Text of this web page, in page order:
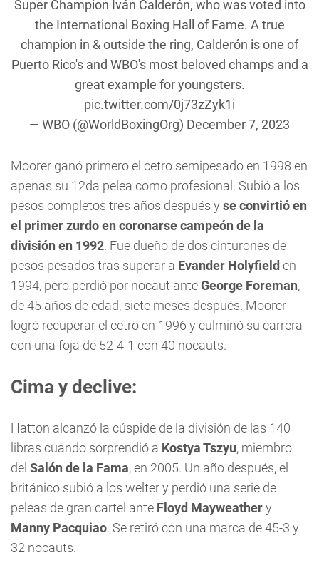
Super Champion Iván Calderón, who was voted into
the International Boxing Hall of Fame. A true
champion in & outside the ring, Calderón is one of
Puerto Rico's and WBO's most beloved champs and a
great example for youngsters.
pic.twitter.com/0j73zZyk1i
— WBO (@WorldBoxingOrg) December 7, 2023
Moorer ganó primero el cetro semipesado en 1998 en
apenas su 12da pelea como profesional. Subió a los
pesos completos tres años después y se convirtió en
el primer zurdo en coronarse campeón de la
división en 1992. Fue dueño de dos cinturones de
pesos pesados tras superar a Evander Holyfielden
1994, pero perdió por nocaut anteGeorge Foreman,
de 45 años de edad, siete meses después. Moorer
logró recuperar el cetro en 1996 y culminó su carrera
con una foja de 52-4-1 con 40 nocauts.
Cima y declive:
Hatton alcanzó la cúspide de la división de las 140
libras cuando sorprendió a Kostya Tszyu, miembro
del Salón de la Fama, en 2005. Un año después, el
británico subió a los welter y perdió una serie de
peleas de gran cartel ante Floyd Mayweathery
Manny Pacquiao. Se retiró con una marca de 45-3 y
32 nocauts.